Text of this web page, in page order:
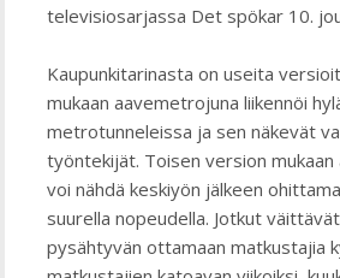
televisiosarjassa Det spökar 10.
Kaupunkitarinasta on useita
mukaan aavemetrojuna liikennöi
metrotunneleissa ja sen näkevät
työntekijät. Toisen version
voi nähdä keskiyön jälkeen
suurella nopeudella. Jotkut
pysähtyvän ottamaan matkustajia